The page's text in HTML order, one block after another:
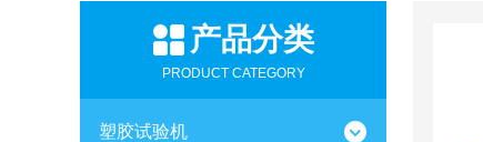
产品分类
PRODUCT CATEGORY
塑胶试验机